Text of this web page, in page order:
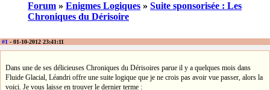
Forum » Enigmes Logiques » Suite sponsorisée : Les
Chroniques du Dérisoire
#1 - 01-10-2012 23:41:11
Dans une de ses délicieuses Chroniques du Dérisoires parue il y a quelques mois dans
Fluide Glacial, Léandri offre une suite logique que je ne crois pas avoir vue passer, alors la
voici. Je vous laisse en trouver le dernier terme :